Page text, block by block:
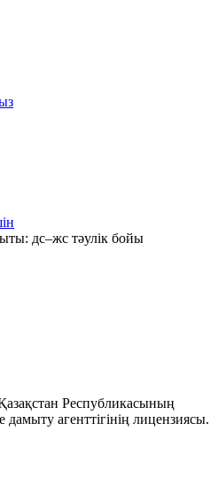
дс–жс тәулік бойы
Республикасының
агенттігінің лицензиясы.